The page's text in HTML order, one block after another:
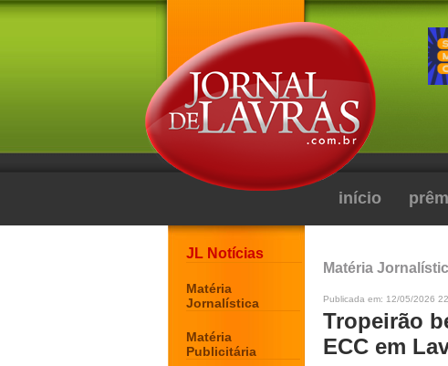
início
JL Notícias
Matéria
Jornalística
Matéria
Publicitária
Matéria
Publicada em: 12/05/2026
Tropeirão
ECC em